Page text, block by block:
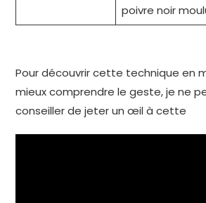
poivre noir
Pour découvrir cette technique en
mieux comprendre le geste, je ne
conseiller de jeter un œil à cette